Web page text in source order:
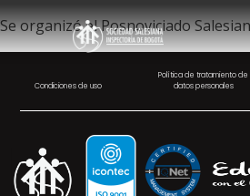
Se organizó el Posnoviciado
Condiciones de uso
Política de tratamiento de
datos personales